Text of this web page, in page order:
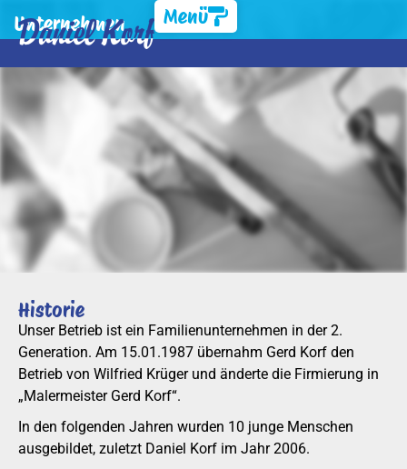
Menü
Unternehmen
Historie
Unser Betrieb ist ein Familienunternehmen in der 2.
Generation. Am 15.01.1987 übernahm Gerd Korf den
Betrieb von Wilfried Krüger und änderte die Firmierung in
„Malermeister Gerd Korf“.
In den folgenden Jahren wurden 10 junge Menschen
ausgebildet, zuletzt Daniel Korf im Jahr 2006.